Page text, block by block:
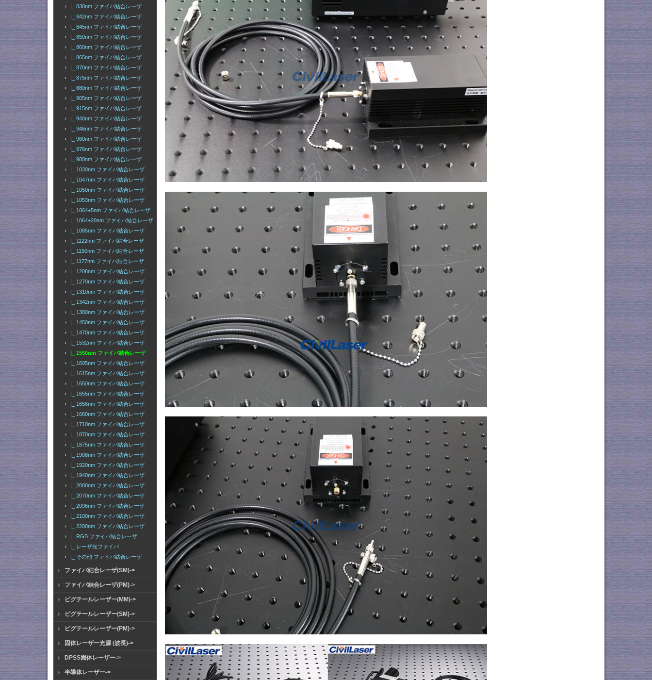
|_ 830nm ファイバ結合レーザ
|_ 842nm ファイバ結合レーザ
|_ 845nm ファイバ結合レーザ
|_ 850nm ファイバ結合レーザ
|_ 860nm ファイバ結合レーザ
|_ 865nm ファイバ結合レーザ
|_ 870nm ファイバ結合レーザ
|_ 875nm ファイバ結合レーザ
|_ 880nm ファイバ結合レーザ
|_ 905nm ファイバ結合レーザ
|_ 915nm ファイバ結合レーザ
|_ 940nm ファイバ結合レーザ
|_ 946nm ファイバ結合レーザ
|_ 960nm ファイバ結合レーザ
|_ 976nm ファイバ結合レーザ
|_ 980nm ファイバ結合レーザ
|_ 1030nm ファイバ結合レーザ
|_ 1047nm ファイバ結合レーザ
|_ 1050nm ファイバ結合レーザ
|_ 1053nm ファイバ結合レーザ
|_ 1064±5nm ファイバ結合レーザ
|_ 1064±20nm ファイバ結合レーザ
|_ 1085nm ファイバ結合レーザ
|_ 1122nm ファイバ結合レーザ
|_ 1150nm ファイバ結合レーザ
|_ 1177nm ファイバ結合レーザ
|_ 1208nm ファイバ結合レーザ
|_ 1270nm ファイバ結合レーザ
|_ 1310nm ファイバ結合レーザ
|_ 1342nm ファイバ結合レーザ
|_ 1380nm ファイバ結合レーザ
|_ 1450nm ファイバ結合レーザ
|_ 1470nm ファイバ結合レーザ
|_ 1532nm ファイバ結合レーザ
|_ 1550nm ファイバ結合レーザ
|_ 1605nm ファイバ結合レーザ
|_ 1615nm ファイバ結合レーザ
|_ 1650nm ファイバ結合レーザ
|_ 1655nm ファイバ結合レーザ
|_ 1656nm ファイバ結合レーザ
|_ 1660nm ファイバ結合レーザ
|_ 1710nm ファイバ結合レーザ
|_ 1870nm ファイバ結合レーザ
|_ 1875nm ファイバ結合レーザ
|_ 1908nm ファイバ結合レーザ
|_ 1920nm ファイバ結合レーザ
|_ 1940nm ファイバ結合レーザ
|_ 2000nm ファイバ結合レーザ
|_ 2070nm ファイバ結合レーザ
|_ 2096nm ファイバ結合レーザ
|_ 2100nm ファイバ結合レーザ
|_ 2200nm ファイバ結合レーザ
|_ RGB ファイバ結合レーザ
|_ レーザ光ファイバ
|_ その他 ファイバ結合レーザ
ファイバ結合レーザ(SM)->
ファイバ結合レーザ(PM)->
ピグテールレーザー(MM)->
ピグテールレーザー(SM)->
ピグテールレーザー(PM)->
固体レーザー光源 (波長)->
DPSS固体レーザー->
半導体レーザー->